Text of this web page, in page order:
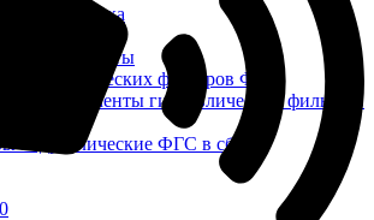
и автоматика
арматура
гидравлических фильтров ФГС
элементы гидравлических фильтров
гидравлические ФГС в сборе